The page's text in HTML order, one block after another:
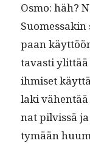
Osmo: häh?
paan
tavasti
ihmiset
la­ki
nat pil­vis­sä
tymään